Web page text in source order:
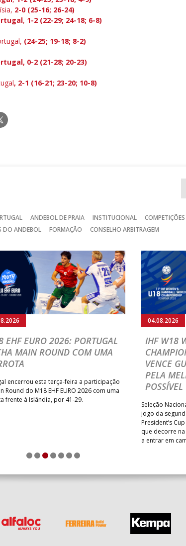
2-0 (25-16; 26-24)
, 1-2 (22-29; 24-18; 6-8)
(24-25; 19-18; 8-2)
0-2 (21-28; 20-23)
, 2-1 (16-21; 23-20; 10-8)
ANDEBOL DE PRAIA INSTITUCIONAL
DO ANDEBOL FORMAÇÃO CONSELHO ARBITRAGEM
EHF EURO 2026: PORTUGAL
MAIN ROUND COM UMA
encerrou esta terça-feira a participação
Round do M18 EHF EURO 2026 com uma
frente à Islândia, por 41-29.
04.08.2026
IHF W18
VENCE
PELA
POSSÍVEL
Seleção
jogo da
President’s
que decorre
a entrar em
1 2 3 4 5 6 7